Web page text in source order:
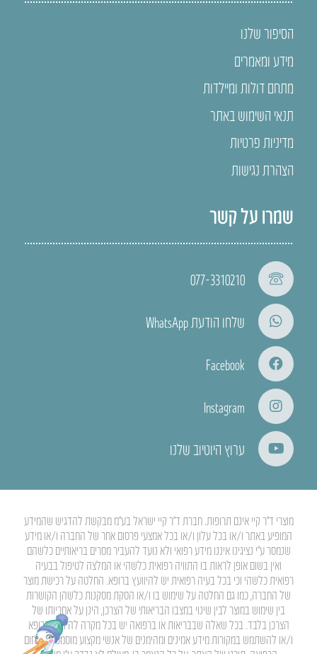
הסיפור שלנו
מידע ומאמרים
מתחם דולות ומיילדות
תנאי השימוש באתר
מדיניות פרטיות
הצהרת נגישות
שמרו על קשר
077-3310210
שלחו הודעת WhatsApp
Facebook
Instagram
ערוץ היוטיוב שלנו
מוצרי ד”ר קיי אינם תרופות. חברת ד”ר קיי ישראל בע”מ מבקשת להדגיש שהמידע
המופיע באתר ו/או בכל עלון ו/או בכל אמצעי פרסום אחר של החברה ו/או מידע
שנמסר ע”י נציגינו איננו מידע רפואי ולא נועד להעביר מסרים בריאותיים כלשהם
ואין בשום אופן לראות בו התוויה רפואית כלשהי או המלצה לטיפול בבעיה
רפואית כלשהי וכי בכל בעיה רפואית יש להיוועץ ברופא. החלטה על רכישת מוצר
של החברה, כמו גם החלטה על שימוש בו ו/או הסקת מסקנות כלשהן הקושרות
בין שימוש במוצר לבין שינוי במצבו הבריאותי של הצרכן, הינן על אחריותו של
הצרכן בלבד. בכל שאלה שבבריאות או ברפואה יש בכל מקרה להיוועץ ברופא
ו/או להשתמש במקורות מידע אמינים ומהימנים של אנשי מקצוע מוסמכים בתחום